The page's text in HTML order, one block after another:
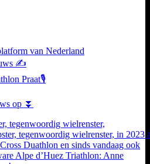
van Nederland
✍️
Praat🎙️
op ⏬
tegenwoordig wielrenster,